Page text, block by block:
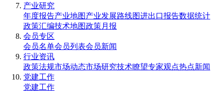
产业研究
年度报告产业地图产业发展路线图进出口报告数据统计
政策汇编技术地图政策月报
会员专区
会员名单会员列表会员新闻
行业资讯
政策法规市场动态市场研究技术瞭望专家观点热点新闻
党建工作
党建工作